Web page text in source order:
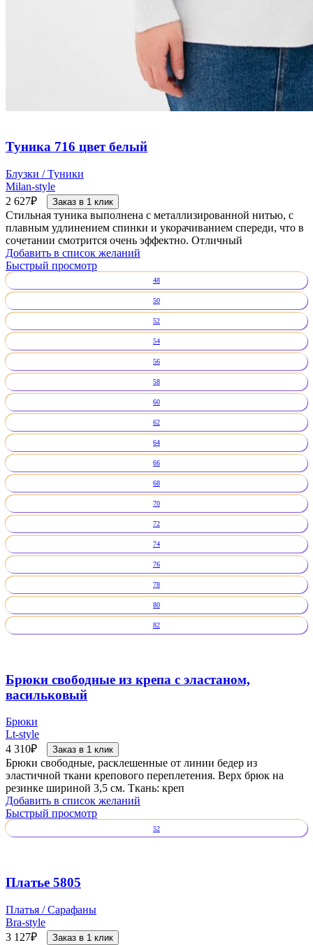
Туника 716 цвет белый
Блузки / Туники
Milan-style
2 627₽ Заказ в 1 клик
Стильная туника выполнена с металлизированной нитью, с
плавным удлинением спинки и укорачиванием спереди, что в
сочетании смотрится очень эффектно. Отличный
Добавить в список желаний
Быстрый просмотр
48
50
52
54
56
58
60
62
64
66
68
70
72
74
76
78
80
82
Брюки свободные из крепа с эластаном,
васильковый
Брюки
Lt-style
4 310₽ Заказ в 1 клик
Брюки свободные, расклешенные от линии бедер из
эластичной ткани крепового переплетения. Верх брюк на
резинке шириной 3,5 см. Ткань: креп
Добавить в список желаний
Быстрый просмотр
52
Платье 5805
Платья / Сарафаны
Bra-style
3 127₽ Заказ в 1 клик